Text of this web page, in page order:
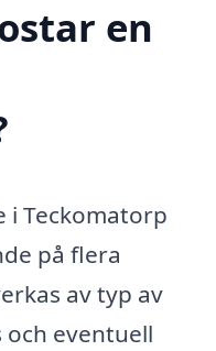
en
i Teckomatorp
på flera
av typ av
och eventuell